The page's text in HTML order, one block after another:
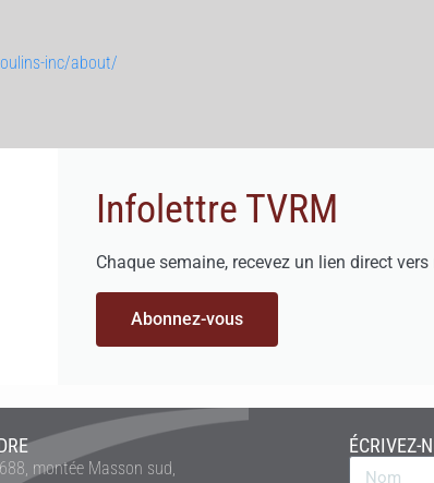
inc/about/
Infolettre TVRM
Chaque semaine, recevez un lien direct
Abonnez-vous
688, montée Masson sud,
ÉCRIVEZ-